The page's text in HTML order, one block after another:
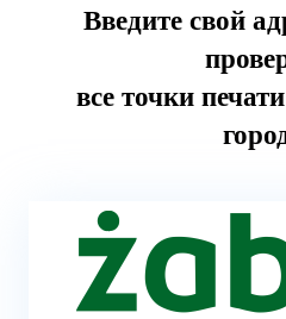
Введите свой
все точки